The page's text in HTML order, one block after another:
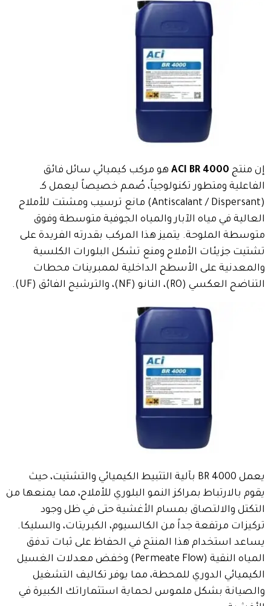
إن منتج ACI BR 4000 هو مركب كيميائي سائل فائق
الفاعلية ومتطور تكنولوجياً، صُمم خصيصاً ليعمل كـ
(Antiscalant / Dispersant) مانع ترسيب ومشتت للأملاح
العالية في مياه الآبار والمياه الجوفية متوسطة وفوق
متوسطة الملوحة. يتميز هذا المركب بقدرته الفريدة على
تشتيت جزيئات الأملاح ومنع تشكل البلورات الكلسية
والمعدنية على الأسطح الداخلية لممبرينات محطات
التناضح العكسي (RO)، النانو (NF)، والترشيح الفائق (UF).
يعمل BR 4000 بآلية التثبيط الكيميائي والتشتيت، حيث
يقوم بالارتباط بمراكز النمو البلوري للأملاح، مما يمنعها من
التكتل والالتصاق بمسام الأغشية حتى في ظل وجود
تركيزات مرتفعة جداً من الكالسيوم، الكبريتات، والسليكا.
يساعد استخدام هذا المنتج في الحفاظ على ثبات تدفق
المياه النقية (Permeate Flow) وخفض معدلات الغسيل
الكيميائي الدوري للمحطة، مما يوفر تكاليف التشغيل
والصيانة بشكل ملموس لحماية استثماراتك الكبيرة في